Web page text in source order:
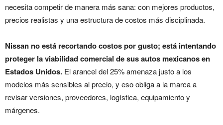
necesita competir de manera más sana: con mejores productos,
precios realistas y una estructura de costos más disciplinada.
Nissan no está recortando costos por gusto; está intentando
proteger la viabilidad comercial de sus autos mexicanos en
Estados Unidos. El arancel del 25% amenaza justo a los
modelos más sensibles al precio, y eso obliga a la marca a
revisar versiones, proveedores, logística, equipamiento y
márgenes.